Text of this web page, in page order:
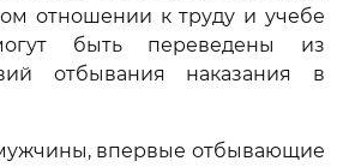
отношении к труду и учебе
быть переведены из
отбывания наказания в
впервые отбывающие